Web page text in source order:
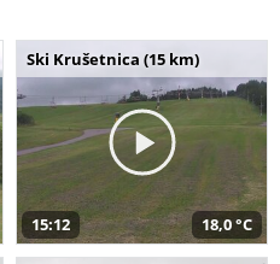
Ski Krušetnica (15 km)
15:12 18,0 °C